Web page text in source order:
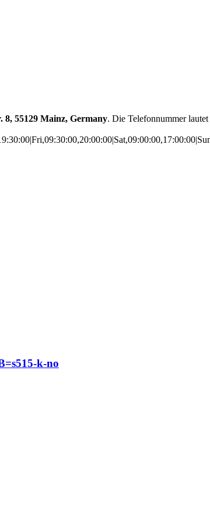
8, 55129 Mainz, Germany. Die Telefonnummer lautet
k-no